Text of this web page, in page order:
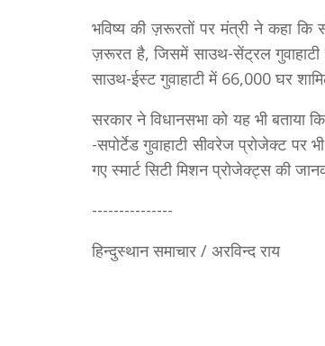
भविष्य की ज़रूरतों पर मंत्री ने कहा
ज़रूरत है, जिसमें साउथ-सेंट्रल गुवाहाटी
साउथ-ईस्ट गुवाहाटी में 66,000 घर
सरकार ने विधानसभा को यह भी
-सपोर्टेड गुवाहाटी सीवरेज प्रोजेक्ट
गए स्मार्ट सिटी मिशन प्रोजेक्ट्स की
---------------
हिन्दुस्थान समाचार / अरविन्द राय